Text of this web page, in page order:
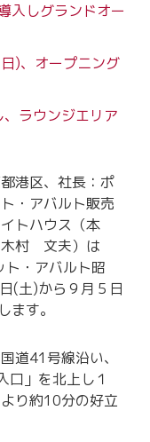
入しグランドオー
)、オープニング
ラウンジエリア
港区、社長：ポ
・アバルト販売
トハウス（本
木村 文夫）は
・アバルト昭
(土)から９⽉５⽇
す。
道41号線沿い、
口」を北上し１
り約10分の好立